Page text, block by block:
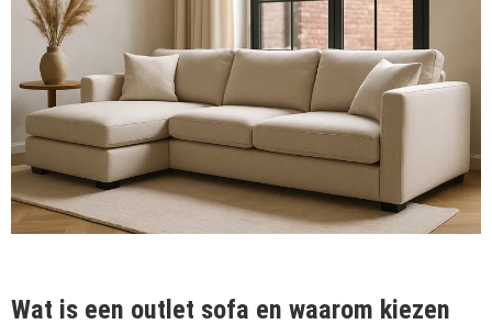
Wat is een outlet sofa en waarom kiezen